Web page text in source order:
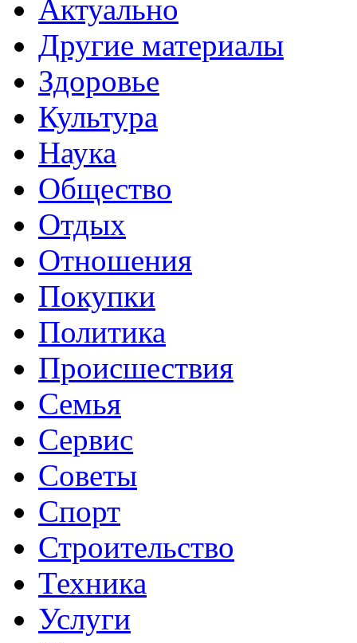
Актуально
Другие материалы
Здоровье
Культура
Наука
Общество
Отдых
Отношения
Покупки
Политика
Происшествия
Семья
Сервис
Советы
Спорт
Строительство
Техника
Услуги